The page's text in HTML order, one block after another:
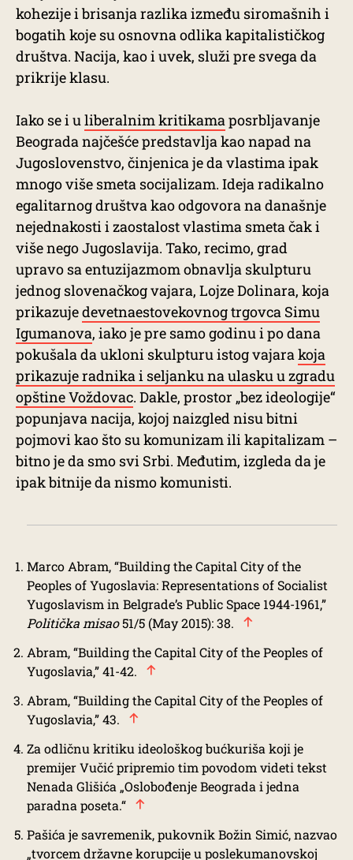
kohezije i brisanja razlika između siromašnih i
bogatih koje su osnovna odlika kapitalističkog
društva. Nacija, kao i uvek, služi pre svega da
prikrije klasu.
Iako se i uliberalnim kritikamaposrbljavanje
Beograda najčešće predstavlja kao napad na
Jugoslovenstvo, činjenica je da vlastima ipak
mnogo više smeta socijalizam. Ideja radikalno
egalitarnog društva kao odgovora na današnje
nejednakosti i zaostalost vlastima smeta čak i
više nego Jugoslavija. Tako, recimo, grad
upravo sa entuzijazmom obnavlja skulpturu
jednog slovenačkog vajara, Lojze Dolinara, koja
prikazujedevetnaestovekovnog trgovca Simu
Igumanova, iako je pre samo godinu i po dana
pokušala da ukloni skulpturu istog vajarakoja
prikazuje radnika i seljanku na ulasku u zgradu
opštine Voždovac. Dakle, prostor „bez ideologije“
popunjava nacija, kojoj naizgled nisu bitni
pojmovi kao što su komunizam ili kapitalizam –
bitno je da smo svi Srbi. Međutim, izgleda da je
ipak bitnije da nismo komunisti.
Marco Abram, “Building the Capital City of the
Peoples of Yugoslavia: Representations of Socialist
Yugoslavism in Belgrade’s Public Space 1944-1961,”
Politička misao51/5 (May 2015): 38.
Abram, “Building the Capital City of the Peoples of
Yugoslavia,” 41-42.
Abram, “Building the Capital City of the Peoples of
Yugoslavia,” 43.
Za odličnu kritiku ideološkog bućkuriša koji je
premijer Vučić pripremio tim povodom videti tekst
Nenada Glišića „Oslobođenje Beograda i jedna
paradna poseta.“
Pašića je savremenik, pukovnik Božin Simić, nazvao
„tvorcem državne korupcije u poslekumanovskoj